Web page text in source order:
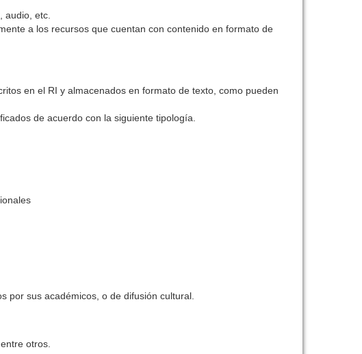
audio, etc.
a los recursos que cuentan con contenido en formato de
en el RI y almacenados en formato de texto, como pueden
de acuerdo con la siguiente tipología.
por sus académicos, o de difusión cultural.
otros.